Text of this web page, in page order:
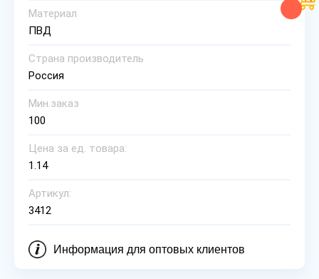
Материал
ПВД
Страна производитель
Россия
Мин.заказ
100
Цена за ед. товара:
1.14
Артикул:
3412
Информация для оптовых клиентов